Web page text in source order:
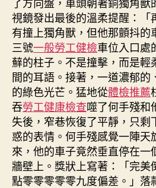
視鏡發出最後的溫柔提醒：「
有撞上獨角獸，但他那顫抖的
三號一般勞工健檢車位入口處
蘚的柱子。不是撞擊，而是輕
間的耳語。接著，一道濃郁的
的綠色光芒。猛地從體檢推薦
吞勞工健康檢查噬了何手殘和
失後，窄巷恢復了平靜，只剩
惑的表情。何手殘感覺一陣天
來，他的車子竟然垂直停在一
牆壁上。獎狀上寫著：「完
點零零零零零九度偏差。」落